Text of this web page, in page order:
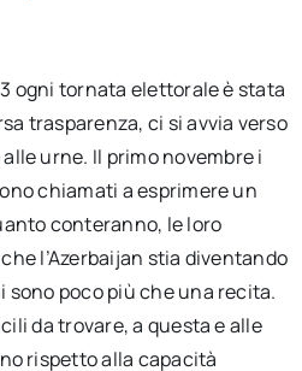
ogni tornata elettorale è stata
trasparenza, ci si avvia verso
urne. Il primo novembre i
chiamati a esprimere un
conteranno, le loro
l’Azerbaijan stia diventando
sono poco più che una recita.
da trovare, a questa e alle
rispetto alla capacità